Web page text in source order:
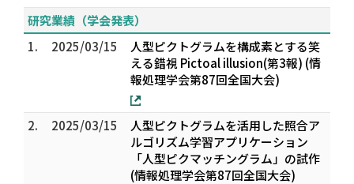
研究業績（学会発表）
1.
2025/03/15
人型ピクトグラムを構成素とする笑
える錯視 Pictoal illusion(第3報) (情
報処理学会第87回全国大会)
2. 2025/03/15
人型ピクトグラムを活用した照合ア
ルゴリズム学習アプリケーション
「人型ピクマッチングラム」の試作
(情報処理学会第87回全国大会)